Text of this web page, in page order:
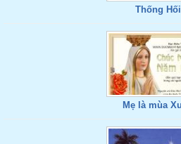
Thống Hối
Mẹ là mùa